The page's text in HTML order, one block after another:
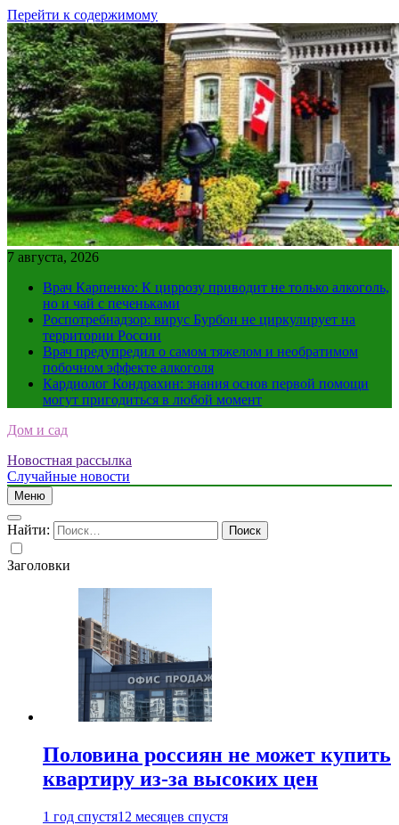
Перейти к содержимому
7 августа, 2026
Врач Карпенко: К циррозу приводит не только алкоголь,
но и чай с печеньками
Роспотребнадзор: вирус Бурбон не циркулирует на
территории России
Врач предупредил о самом тяжелом и необратимом
побочном эффекте алкоголя
Кардиолог Кондрахин: знания основ первой помощи
могут пригодиться в любой момент
Дом и сад
Новостная рассылка
Случайные новости
Меню
Найти:
Заголовки
Половина россиян не может купить
квартиру из-за высоких цен
1 год спустя12 месяцев спустя